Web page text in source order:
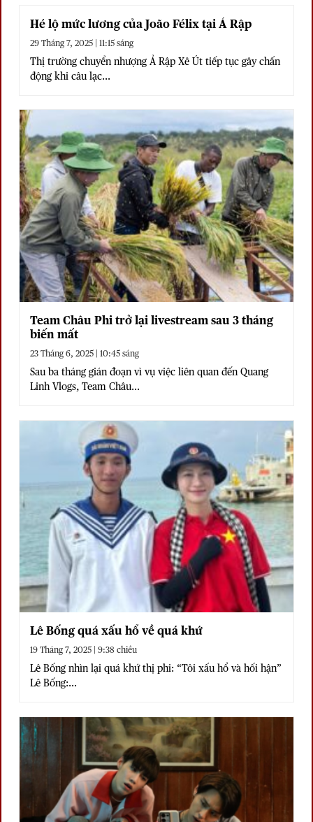
Hé lộ mức lương của João Félix tại Ả Rập
29 Tháng 7, 2025 | 11:15 sáng
Thị trường chuyển nhượng Ả Rập Xê Út tiếp tục gây chấn
động khi câu lạc...
Team Châu Phi trở lại livestream sau 3 tháng
biến mất
23 Tháng 6, 2025 | 10:45 sáng
Sau ba tháng gián đoạn vì vụ việc liên quan đến Quang
Linh Vlogs, Team Châu...
Lê Bống quá xấu hổ về quá khứ
19 Tháng 7, 2025 | 9:38 chiều
Lê Bống nhìn lại quá khứ thị phi: “Tôi xấu hổ và hối hận”
Lê Bống:...